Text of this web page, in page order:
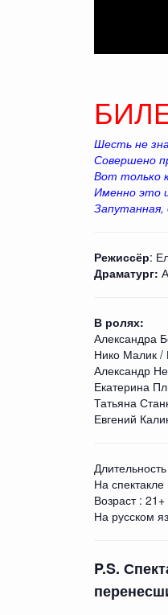
Шесть не
Совершено
Вот только
Именно это
Режиссёр:
Драматург:
В ролях:
Александра
Нико Малик
Александр
Екатерина
Татьяна
Евгений
На
Возраст : 21+
На русском
P.S.